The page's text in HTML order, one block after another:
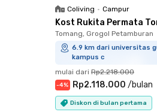
Coliving • Campur
Kost Rukita Permata
Tomang, Grogol Petamburan
6.9 km dari universitas
kampus c
mulai dari Rp2.218.000
-4% Rp2.118.000 /bulan
Diskon di bulan pertama